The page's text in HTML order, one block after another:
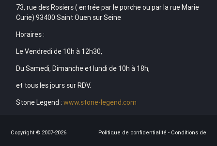
73, rue des Rosiers ( entrée par le porche ou par la rue Marie
Curie) 93400 Saint Ouen sur Seine
Horaires :
Le Vendredi de 10h à 12h30,
Du Samedi, Dimanche et lundi de 10h à 18h,
et tous les jours sur RDV.
Stone Legend : www.stone-legend.com
Copyright © 2007-2026 Politique de confidentialité - Conditions de